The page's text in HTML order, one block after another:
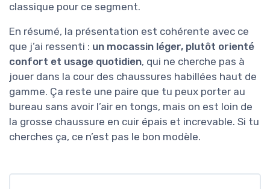
classique pour ce segment.
En résumé, la présentation est cohérente avec ce
que j’ai ressenti : un mocassin léger, plutôt orienté
confort et usage quotidien, qui ne cherche pas à
jouer dans la cour des chaussures habillées haut de
gamme. Ça reste une paire que tu peux porter au
bureau sans avoir l’air en tongs, mais on est loin de
la grosse chaussure en cuir épais et increvable. Si tu
cherches ça, ce n’est pas le bon modèle.